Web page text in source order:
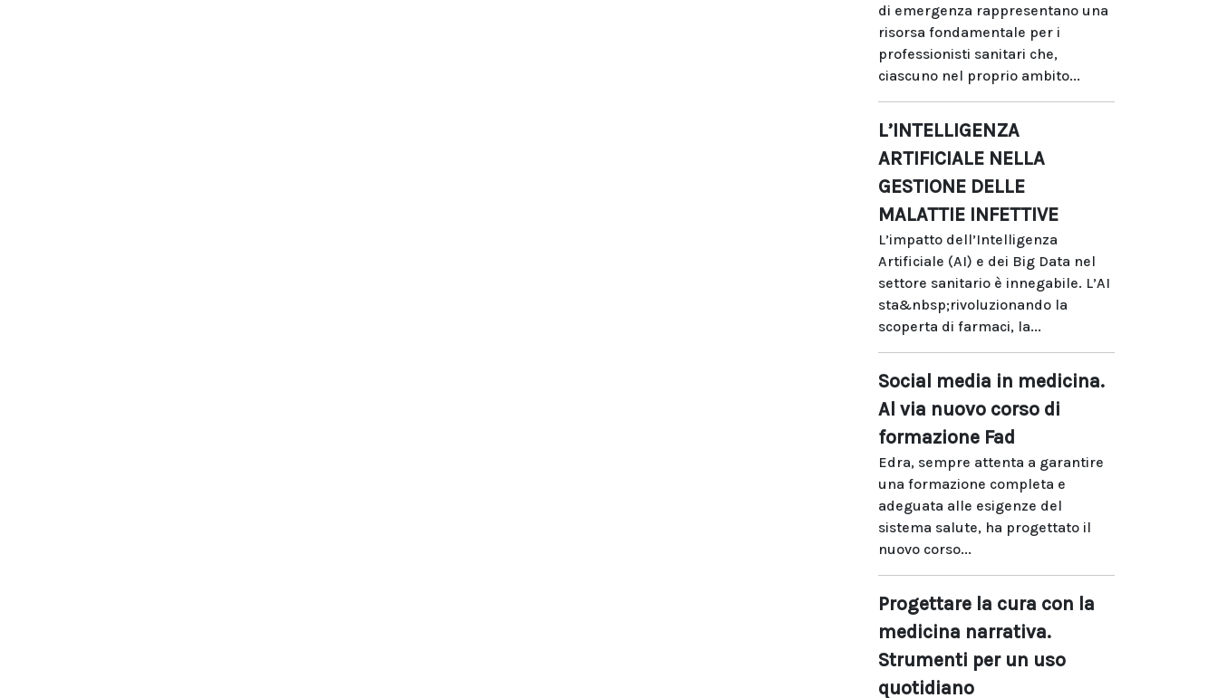
di emergenza rappresentano una
risorsa fondamentale per i
professionisti sanitari che,
ciascuno nel proprio ambito...
L’INTELLIGENZA
ARTIFICIALE NELLA
GESTIONE DELLE
MALATTIE INFETTIVE
L’impatto dell’Intelligenza
Artificiale (AI) e dei Big Data nel
settore sanitario è innegabile. L’AI
sta&nbsp;rivoluzionando la
scoperta di farmaci, la...
Social media in medicina.
Al via nuovo corso di
formazione Fad
Edra, sempre attenta a garantire
una formazione completa e
adeguata alle esigenze del
sistema salute, ha progettato il
nuovo corso...
Progettare la cura con la
medicina narrativa.
Strumenti per un uso
quotidiano